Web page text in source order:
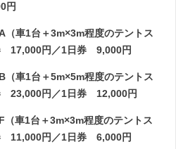
円
（車1台＋3m×3m程度のテントス
17,000円／1日券 9,000円
（車1台＋5m×5m程度のテントス
23,000円／1日券 12,000円
（車1台＋3m×3m程度のテントス
11,000円／1日券 6,000円